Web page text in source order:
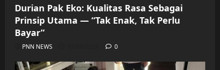
Durian Pak Eko: Kualitas Rasa Sebagai
Prinsip Utama — “Tak Enak, Tak Perlu
Bayar”
PNN NEWS 0